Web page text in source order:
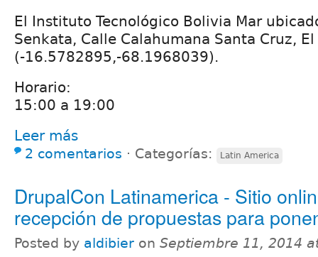
El Instituto Tecnológico Bolivia Mar
Senkata, Calle Calahumana Santa Cruz,
(-16.5782895,-68.1968039).
Horario:
15:00 a 19:00
Leer más
2 comentarios ⋅ Categorías: Latin America
DrupalCon Latinamerica - Sitio
recepción de propuestas para
Posted by aldibier on Septiembre 11, 2014